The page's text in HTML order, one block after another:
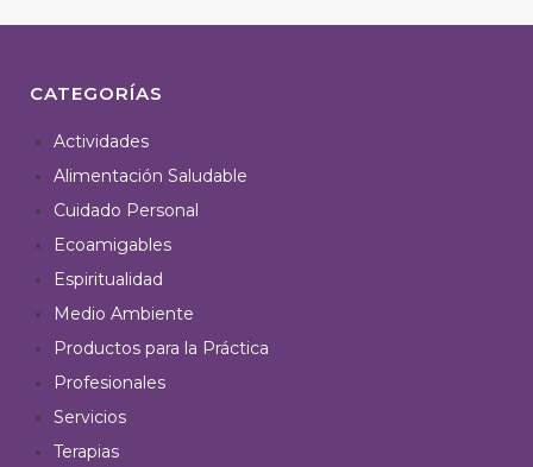
CATEGORÍAS
Actividades
Alimentación Saludable
Cuidado Personal
Ecoamigables
Espiritualidad
Medio Ambiente
Productos para la Práctica
Profesionales
Servicios
Terapias